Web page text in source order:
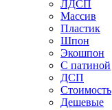
ЛДСП
Массив
Пластик
Шпон
Экошпон
С патиной
ДСП
Стоимость
Дешевые